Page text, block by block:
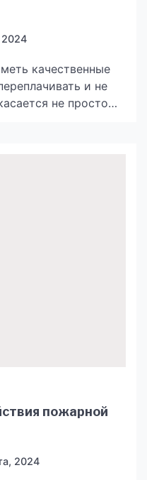
качественные
и не
не просто
пожарной
2024